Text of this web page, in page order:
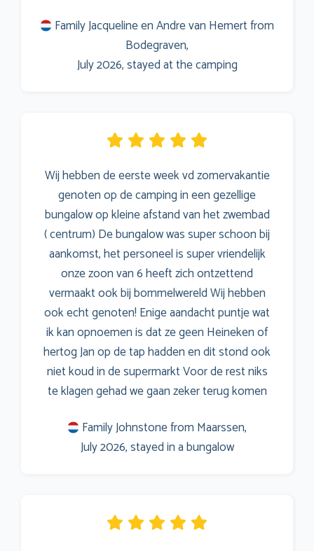
Family Jacqueline en Andre van Hemert from
Bodegraven,
July 2026, stayed at the camping
Wij hebben de eerste week vd zomervakantie
genoten op de camping in een gezellige
bungalow op kleine afstand van het zwembad
( centrum) De bungalow was super schoon bij
aankomst, het personeel is super vriendelijk
onze zoon van 6 heeft zich ontzettend
vermaakt ook bij bommelwereld Wij hebben
ook echt genoten! Enige aandacht puntje wat
ik kan opnoemen is dat ze geen Heineken of
hertog Jan op de tap hadden en dit stond ook
niet koud in de supermarkt Voor de rest niks
te klagen gehad we gaan zeker terug komen
Family Johnstone from Maarssen,
July 2026, stayed in a bungalow